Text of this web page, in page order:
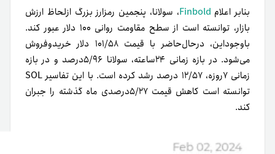
بنابر اعلام Finbold، سولانا، پنجمین رمزارز بزرگ از‌لحاظ ارزش
بازار، توانسته است از سطح مقاومت روانی ۱۰۰ دلار عبور کند.
باوجوداین، در‌حال‌حاضر با قیمت ۱۰۱/۵۸ دلار خرید‌و‌فروش
می‌شود. در بازه زمانی ۲۴ساعته، سولانا ۵/۹۶درصد و در بازه
زمانی ۷روزه، ۱۲/۵۷ درصد رشد کرده است. با این تفاسیر SOL
توانسته است کاهش قیمت ۵/۲۷درصدی ماه گذشته را جبران
کند.